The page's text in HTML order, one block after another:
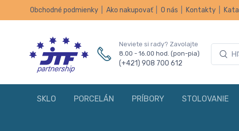
Obchodné podmienky Ako nakupovať O nás Kontakty
Neviete si rady? Zavolajte
8.00 - 16.00 hod. (pon-pia)
(+421) 908 700 612
SKLO PORCELÁN PRÍBORY STOLOVANIE